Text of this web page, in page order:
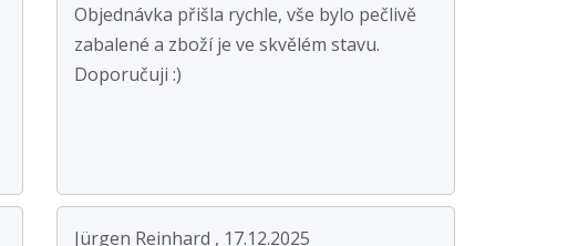
Objednávka přišla rychle, vše bylo pečlivě
zabalené a zboží je ve skvělém stavu.
Doporučuji :)
Jürgen Reinhard , 17.12.2025